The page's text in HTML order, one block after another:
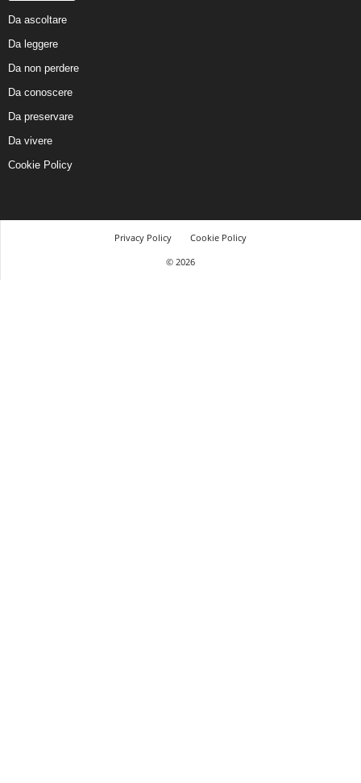
Da ascoltare
Da leggere
Da non perdere
Da conoscere
Da preservare
Da vivere
Cookie Policy
Privacy Policy
Cookie Policy
© 2026